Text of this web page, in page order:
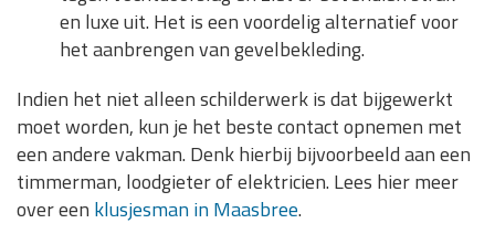
en luxe uit. Het is een voordelig alternatief voor
het aanbrengen van gevelbekleding.
Indien het niet alleen schilderwerk is dat bijgewerkt
moet worden, kun je het beste contact opnemen met
een andere vakman. Denk hierbij bijvoorbeeld aan een
timmerman, loodgieter of elektricien. Lees hier meer
over een klusjesman in Maasbree.